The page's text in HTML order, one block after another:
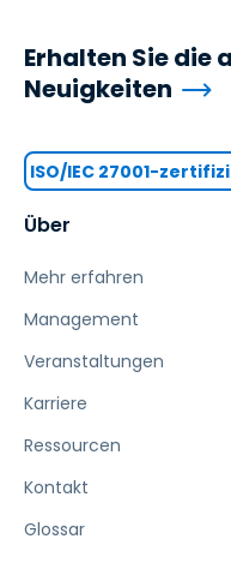
Über
Mehr erfahren
Management
Veranstaltungen
Karriere
Ressourcen
Kontakt
Glossar
Erhalten Sie
Neuigkeiten
ISO/IEC 27001-